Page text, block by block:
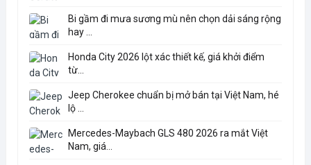
Bi gầm đi mưa sương mù nên chọn dải sáng rộng
hay ...
Honda City 2026 lột xác thiết kế, giá khởi điểm
từ...
Jeep Cherokee chuẩn bị mở bán tại Việt Nam, hé
lộ ...
Mercedes-Maybach GLS 480 2026 ra mắt Việt
Nam, giá...